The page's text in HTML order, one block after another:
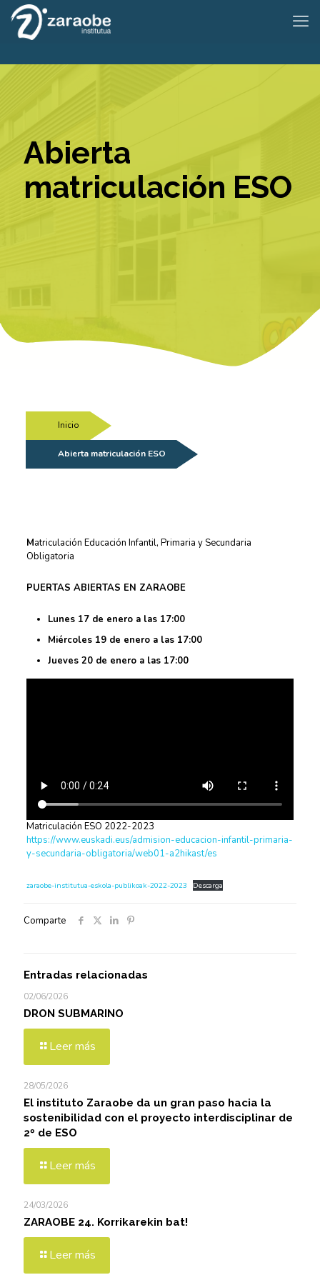
Abierta
matriculación ESO
Inicio
Abierta matriculación ESO
Matriculación Educación Infantil, Primaria y Secundaria
Obligatoria
PUERTAS ABIERTAS EN ZARAOBE
Lunes 17 de enero a las 17:00
Miércoles 19 de enero a las 17:00
Jueves 20 de enero a las 17:00
Matriculación ESO 2022-2023
https://www.euskadi.eus/admision-educacion-infantil-primaria-
y-secundaria-obligatoria/web01-a2hikast/es
zaraobe-institutua-eskola-publikoak-2022-2023 Descarga
Comparte
Entradas relacionadas
02/06/2026
DRON SUBMARINO
Leer más
28/05/2026
El instituto Zaraobe da un gran paso hacia la
sostenibilidad con el proyecto interdisciplinar de
2º de ESO
Leer más
24/03/2026
ZARAOBE 24. Korrikarekin bat!
Leer más